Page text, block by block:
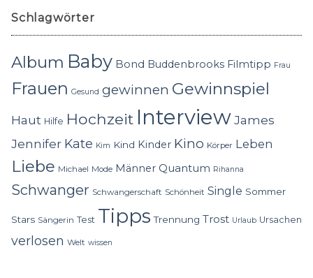
Schlagwörter
Album Baby Bond Buddenbrooks Filmtipp Frau
Frauen Gesund gewinnen Gewinnspiel
Haut Hilfe Hochzeit InterviewJames
Jennifer Kate Kim Kind Kinder Kino Körper Leben
Liebe Michael Mode Männer Quantum Rihanna
Schwanger Schwangerschaft Schönheit Single Sommer
Stars Sängerin Test Tipps Trennung Trost Urlaub Ursachen
verlosen Welt wissen